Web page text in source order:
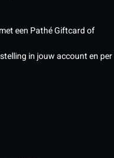
een Pathé Giftcard of
in jouw account en per